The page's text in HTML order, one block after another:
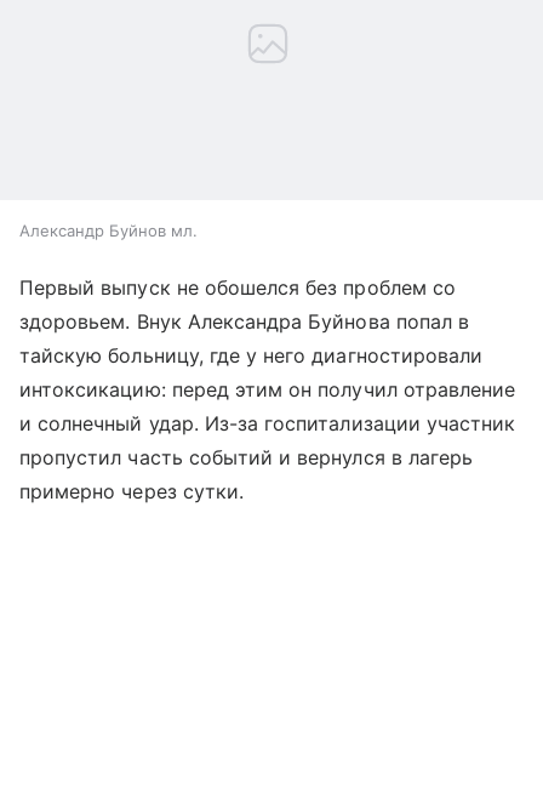
Александр Буйнов мл.
Первый выпуск не обошелся без проблем со
здоровьем. Внук Александра Буйнова попал в
тайскую больницу, где у него диагностировали
интоксикацию: перед этим он получил отравление
и солнечный удар. Из-за госпитализации участник
пропустил часть событий и вернулся в лагерь
примерно через сутки.